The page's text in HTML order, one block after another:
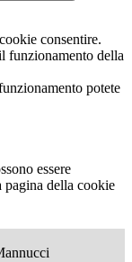
consentire.
funzionamento della
potete
essere
pagina della cookie